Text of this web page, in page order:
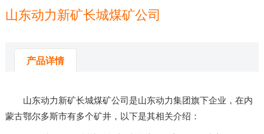
山东动力新矿长城煤矿公司
产品详情
山东动力新矿长城煤矿公司是山东动力集团旗下企业，在内
蒙古鄂尔多斯市有多个矿井，以下是其相关介绍：